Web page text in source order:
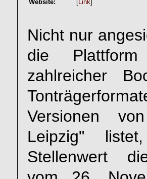
Website:
[Link]
Nicht nur
die
zahlreicher
Versionen
Leipzig"
Stellenwert